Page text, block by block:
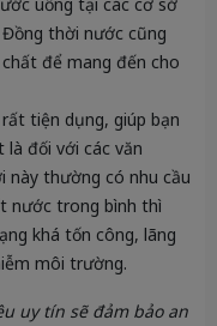
thời nước cũng
để mang đến cho
tiện dụng, giúp bạn
đối với các văn
này thường có nhu cầu
nước trong bình thì
khá tốn công, lãng
môi trường.
uy tín sẽ đảm bảo an